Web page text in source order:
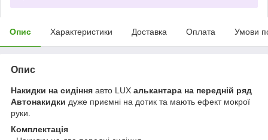
Опис Характеристики Доставка Оплата Умови
Опис
Накидки на сидіння авто LUX алькантара на передній ряд
Автонакидки дуже приємні на дотик та мають ефект мокрої
руки.
Комплектація